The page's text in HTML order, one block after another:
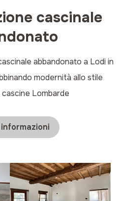
cascinale
abbandonato a Lodi in
modernità allo stile
Lombarde